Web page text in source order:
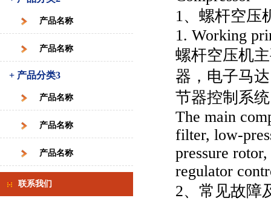
产品名称
产品名称
+ 产品分类3
产品名称
产品名称
产品名称
联系我们
1、螺杆空压
1. Working
螺杆空压机
器，电子马
节器控制系
The main
filter, low-
pressure
regulator
2、常见故障